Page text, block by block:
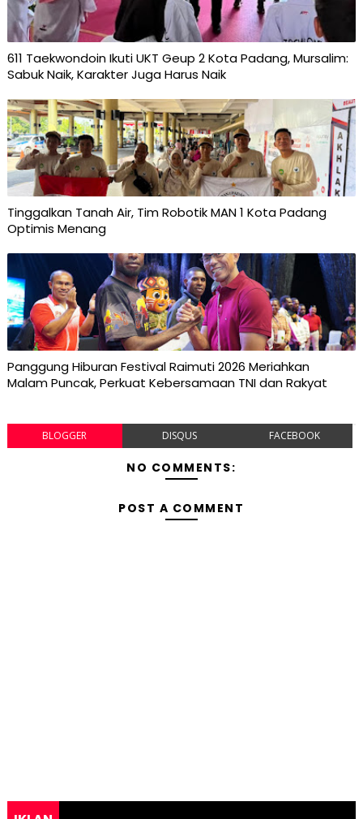
611 Taekwondoin Ikuti UKT Geup 2 Kota Padang, Mursalim:
Sabuk Naik, Karakter Juga Harus Naik
Tinggalkan Tanah Air, Tim Robotik MAN 1 Kota Padang
Optimis Menang
Panggung Hiburan Festival Raimuti 2026 Meriahkan
Malam Puncak, Perkuat Kebersamaan TNI dan Rakyat
BLOGGER DISQUS FACEBOOK
NO COMMENTS:
POST A COMMENT